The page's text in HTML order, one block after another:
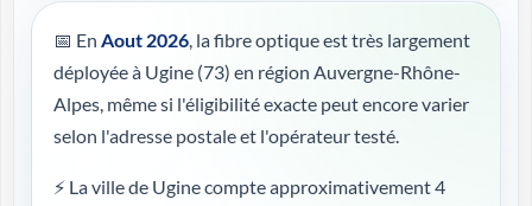
📅 En Aout 2026, la fibre optique est très largement
déployée à Ugine (73) en région Auvergne-Rhône-
Alpes, même si l'éligibilité exacte peut encore varier
selon l'adresse postale et l'opérateur testé.
⚡ La ville de Ugine compte approximativement 4